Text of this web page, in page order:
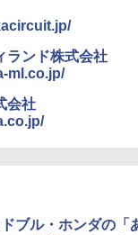
ランド株式会社
ml.co.jp/
会社
ブル・ホンダの「